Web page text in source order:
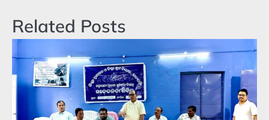
Related Posts